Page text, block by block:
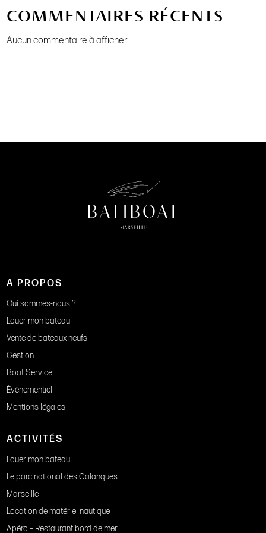
COMMENTAIRES RÉCENTS
Aucun commentaire à afficher.
A PROPOS
Qui sommes-nous ?
Louer mon bateau
Vente de bateaux neufs
Gestion
Boat Service
Événementiel
Mentions légales
ACTIVITÉS
Louer mon bateau
Le parc national des Calanques
Marseille
Location de matériel nautique
Apéro – Restaurant bord de mer